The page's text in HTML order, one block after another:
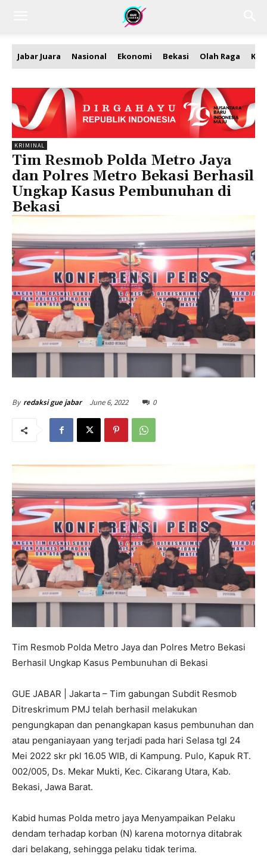
Jabar Juara Nasional Ekonomi Bekasi Olah Raga
KRIMINAL
Tim Resmob Polda Metro Jaya
dan Polres Metro Bekasi Berhasil
Ungkap Kasus Pembunuhan di
Bekasi
By redaksi gue jabar June 6, 2022 0
Tim Resmob Polda Metro Jaya dan Polres Metro Bekasi
Berhasil Ungkap Kasus Pembunuhan di Bekasi
GUE JABAR | Jakarta – Tim gabungan Subdit Resmob
Ditreskrimum PMJ telah berhasil melakukan
pengungkapan dan penangkapan kasus pembunuhan dan
atau penganiayaan yang terjadi pada hari Selasa tgl 24
Mei 2022 skr pkl 16.05 WIB, di Kampung. Pulo, Kapuk RT.
002/005, Ds. Mekar Mukti, Kec. Cikarang Utara, Kab.
Bekasi, Jawa Barat.
Kabid humas Polda metro jaya Menyampaikan Pelaku
dendam terhadap korban (N) karena motornya ditabrak
dari belakang, sehingga pelaku tidak terima.